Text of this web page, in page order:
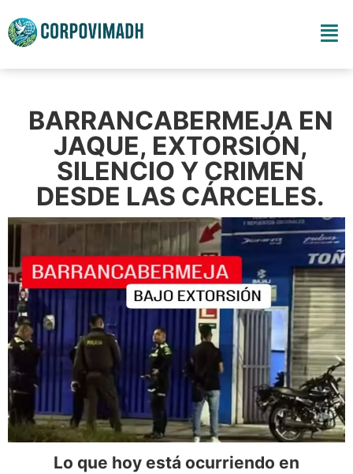
BARRANCABERMEJA EN
JAQUE, EXTORSIÓN,
SILENCIO Y CRIMEN
DESDE LAS CÁRCELES.
Lo que hoy está ocurriendo en